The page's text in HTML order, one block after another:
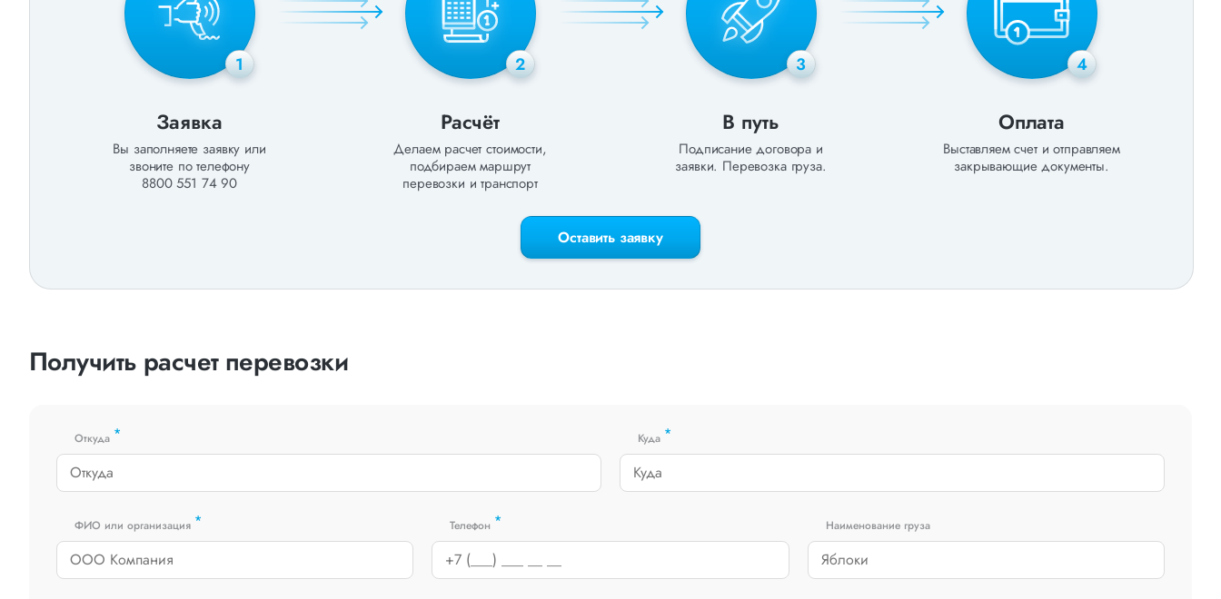
1
Заявка
Вы заполняете заявку или
звоните по телефону
8800 551 74 90
2
Расчёт
Делаем расчет стоимости,
подбираем маршрут
перевозки и транспорт
3
В путь
Подписание договора и
заявки. Перевозка груза.
4
Оплата
Выставляем счет и отправляем
закрывающие документы.
Оставить заявку
Получить расчет перевозки
Откуда * Куда *
ФИО или организация * Телефон * Наименование груза